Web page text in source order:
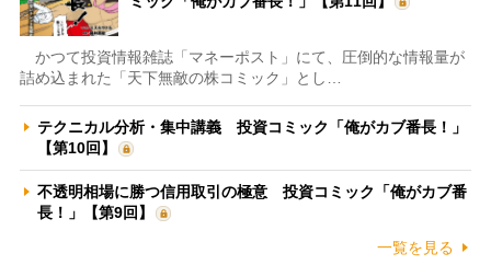
かつて投資情報雑誌「マネーポスト」にて、圧倒的な情報量が
詰め込まれた「天下無敵の株コミック」とし…
テクニカル分析・集中講義 投資コミック「俺がカブ番長！」
【第10回】
不透明相場に勝つ信用取引の極意 投資コミック「俺がカブ番
長！」【第9回】
一覧を見る